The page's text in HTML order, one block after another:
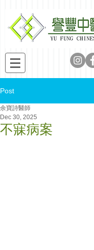
Post
不寐病案
余寶詩醫師
Dec 30, 2025